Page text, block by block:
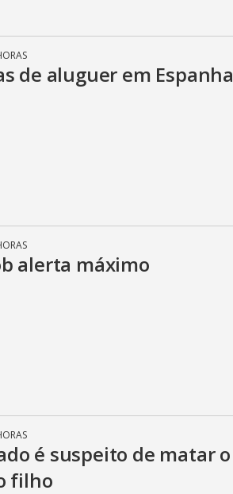
de aluguer em Espanha
alerta máximo
é suspeito de matar o
filho